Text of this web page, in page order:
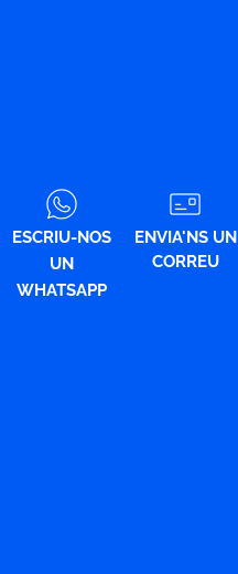
ESCRIU-NOS
UN
WHATSAPP
ENVIA'NS UN
CORREU